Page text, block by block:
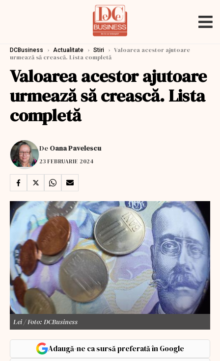
DCBusiness › Actualitate › Stiri › Valoarea acestor ajutoare
urmează să crească. Lista completă
Valoarea acestor ajutoare
urmează să crească. Lista
completă
De Oana Pavelescu
23 FEBRUARIE 2024
Lei / Foto: DCBusiness
Adaugă-ne ca sursă preferată în Google